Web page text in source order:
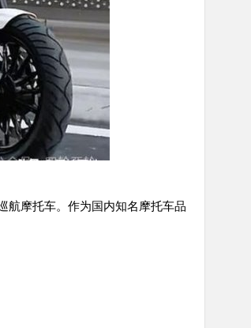
航摩托车。作为国内知名摩托车品